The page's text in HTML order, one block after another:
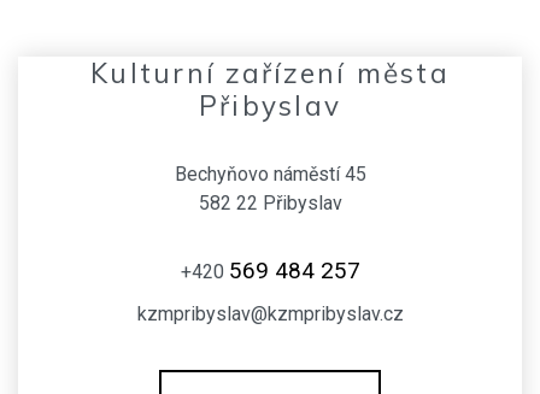
Kulturní zařízení města
Přibyslav
Bechyňovo náměstí 45
582 22 Přibyslav
+420 569 484 257
kzmpribyslav@kzmpribyslav.cz